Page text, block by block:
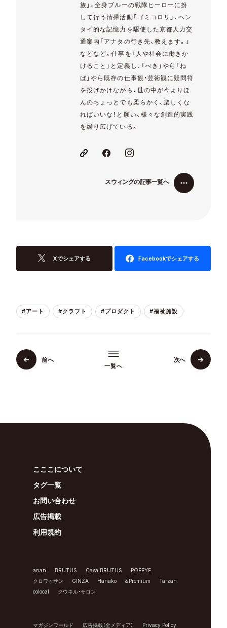
族」、全身ブルーの戦隊ヒーローに扮
して行う清掃活動「ゴミコロリ」、ヘン
タイ的な記憶力を駆使した京都人力交
通案内「アナタの行き先、教えます。」
などなど。仕事を「人や社会に働きか
けること」と定義し、「べき」やら「ね
ば」やら既存の仕事観・芸術観に疑問符
を投げかけながら、世の中が今よりほ
んのちょっとでも柔らかく、楽しくな
ればいいな！と願い、様々な創造的実践
を繰り広げている。
スウィングの記事一覧へ
Xでシェアする Facebookでシェアする
#アート #クラフト #プロダクト #福祉施設
前へ
一覧へ
次へ
こここについて
タグ一覧
お問い合わせ
広告掲載
利用規約
anan BRUTUS Casa BRUTUS
POPEYE
クロワッサン
GINZA Hanako &Premium
Tarzan
colocal
クウネル・サロン
マガジンワールド 広告掲載（全メディア） Privacy Policy